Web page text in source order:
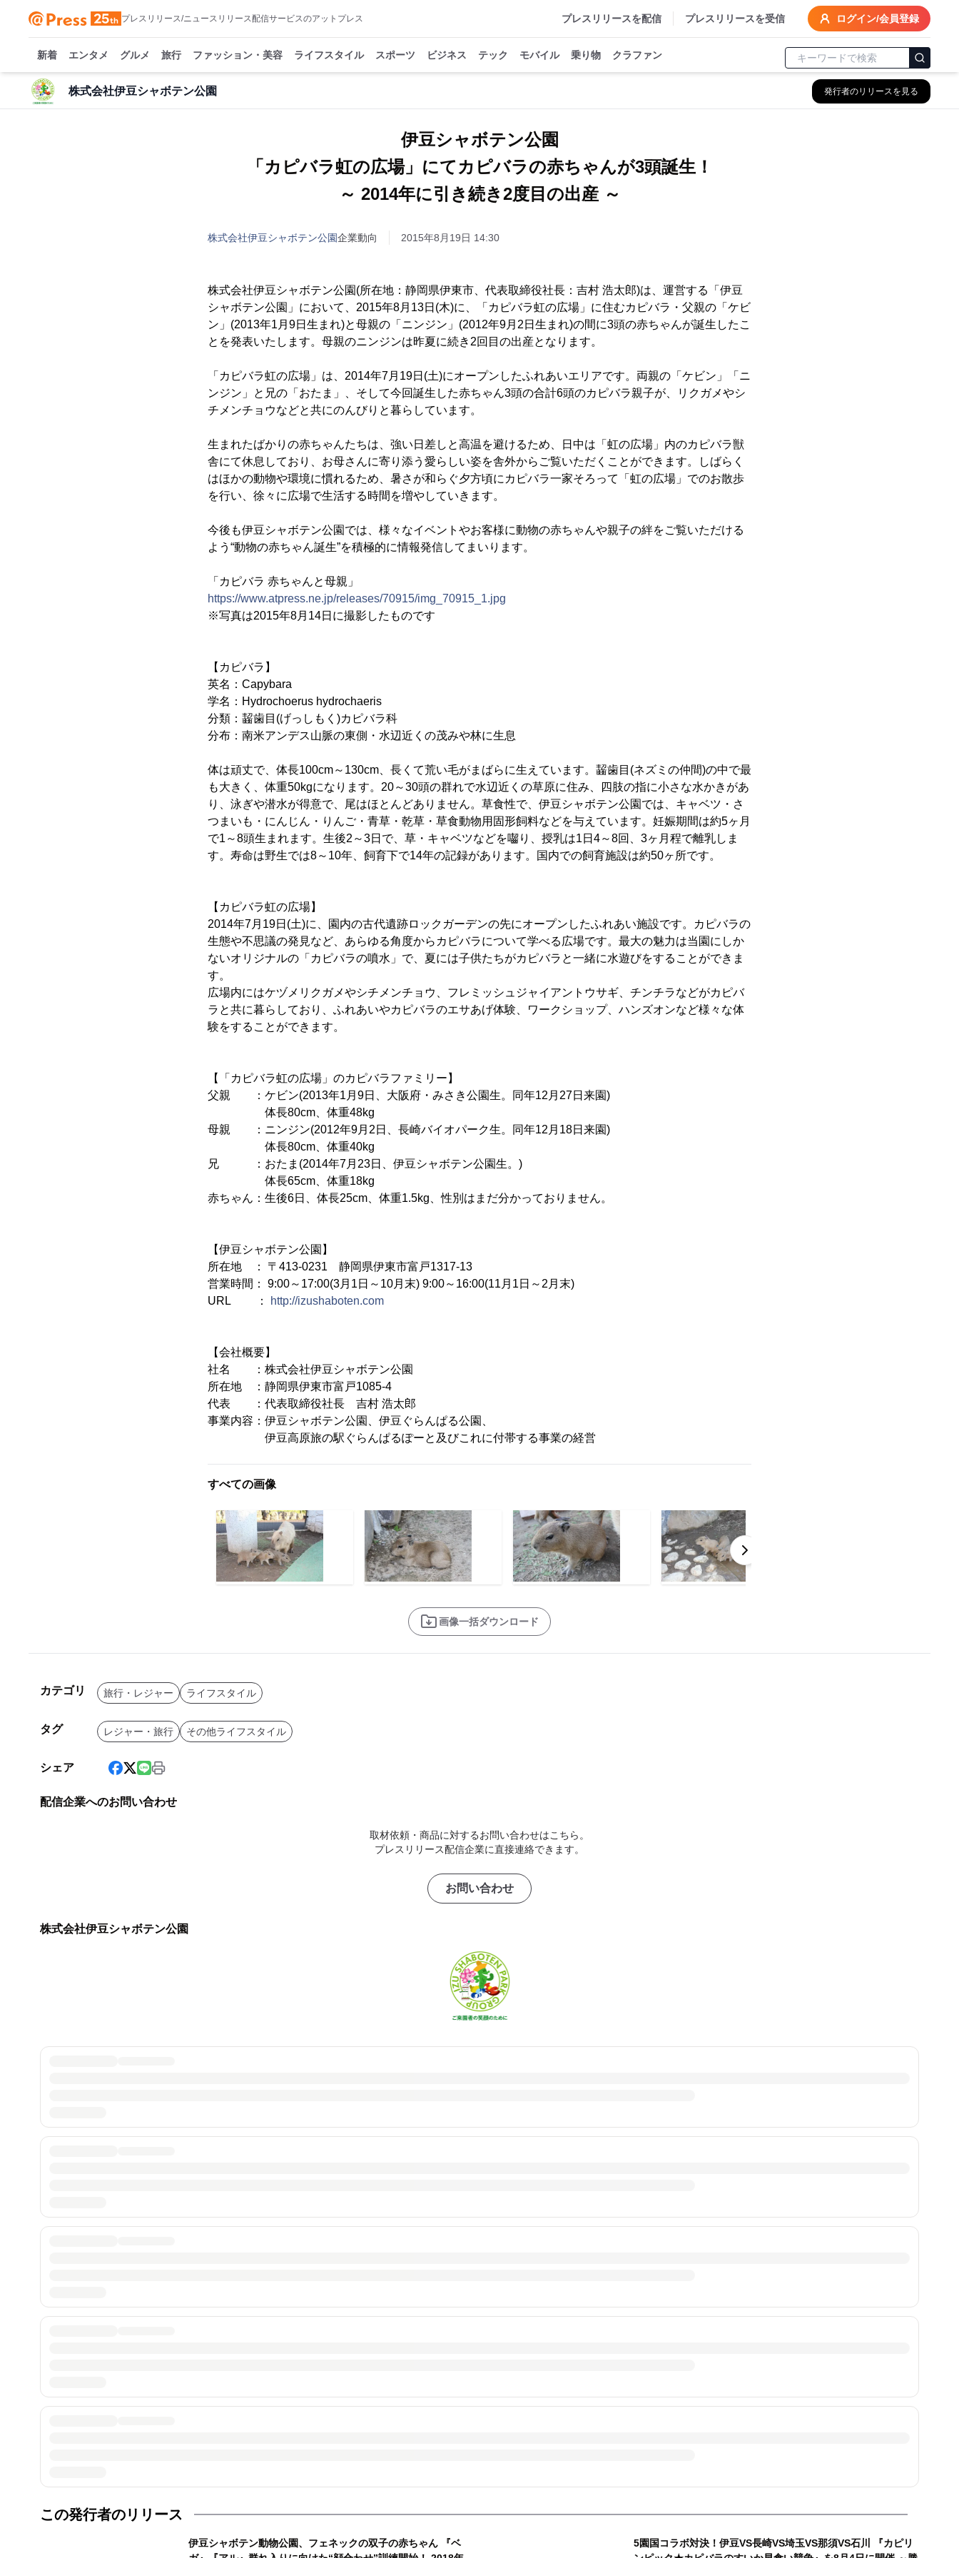
プレスリリース/ニュースリリース配信サービスのアットプレス プレスリリースを配信 プレスリリースを受信 ログイン/会員登録
新着 エンタメ グルメ 旅行 ファッション・美容 ライフスタイル スポーツ ビジネス テック モバイル 乗り物 クラファン
株式会社伊豆シャボテン公園 発行者のリリースを見る
伊豆シャボテン公園
「カピバラ虹の広場」にてカピバラの赤ちゃんが3頭誕生！
～ 2014年に引き続き2度目の出産 ～
株式会社伊豆シャボテン公園企業動向 2015年8月19日 14:30
株式会社伊豆シャボテン公園(所在地：静岡県伊東市、代表取締役社長：吉村 浩太郎)は、運営する「伊豆
シャボテン公園」において、2015年8月13日(木)に、「カピバラ虹の広場」に住むカピバラ・父親の「ケビ
ン」(2013年1月9日生まれ)と母親の「ニンジン」(2012年9月2日生まれ)の間に3頭の赤ちゃんが誕生したこ
とを発表いたします。母親のニンジンは昨夏に続き2回目の出産となります。
「カピバラ虹の広場」は、2014年7月19日(土)にオープンしたふれあいエリアです。両親の「ケビン」「ニ
ンジン」と兄の「おたま」、そして今回誕生した赤ちゃん3頭の合計6頭のカピバラ親子が、リクガメやシ
チメンチョウなどと共にのんびりと暮らしています。
生まれたばかりの赤ちゃんたちは、強い日差しと高温を避けるため、日中は「虹の広場」内のカピバラ獣
舎にて休息しており、お母さんに寄り添う愛らしい姿を舎外からご覧いただくことができます。しばらく
はほかの動物や環境に慣れるため、暑さが和らぐ夕方頃にカピバラ一家そろって「虹の広場」でのお散歩
を行い、徐々に広場で生活する時間を増やしていきます。
今後も伊豆シャボテン公園では、様々なイベントやお客様に動物の赤ちゃんや親子の絆をご覧いただける
よう“動物の赤ちゃん誕生”を積極的に情報発信してまいります。
「カピバラ 赤ちゃんと母親」
https://www.atpress.ne.jp/releases/70915/img_70915_1.jpg
※写真は2015年8月14日に撮影したものです
【カピバラ】
英名：Capybara
学名：Hydrochoerus hydrochaeris
分類：齧歯目(げっしもく)カピバラ科
分布：南米アンデス山脈の東側・水辺近くの茂みや林に生息
体は頑丈で、体長100cm～130cm、長くて荒い毛がまばらに生えています。齧歯目(ネズミの仲間)の中で最
も大きく、体重50kgになります。20～30頭の群れで水辺近くの草原に住み、四肢の指に小さな水かきがあ
り、泳ぎや潜水が得意で、尾はほとんどありません。草食性で、伊豆シャボテン公園では、キャベツ・さ
つまいも・にんじん・りんご・青草・乾草・草食動物用固形飼料などを与えています。妊娠期間は約5ヶ月
で1～8頭生まれます。生後2～3日で、草・キャベツなどを囓り、授乳は1日4～8回、3ヶ月程で離乳しま
す。寿命は野生では8～10年、飼育下で14年の記録があります。国内での飼育施設は約50ヶ所です。
【カピバラ虹の広場】
2014年7月19日(土)に、園内の古代遺跡ロックガーデンの先にオープンしたふれあい施設です。カピバラの
生態や不思議の発見など、あらゆる角度からカピバラについて学べる広場です。最大の魅力は当園にしか
ないオリジナルの「カピバラの噴水」で、夏には子供たちがカピバラと一緒に水遊びをすることができま
す。
広場内にはケヅメリクガメやシチメンチョウ、フレミッシュジャイアントウサギ、チンチラなどがカピバ
ラと共に暮らしており、ふれあいやカピバラのエサあげ体験、ワークショップ、ハンズオンなど様々な体
験をすることができます。
【「カピバラ虹の広場」のカピバラファミリー】
父親 ：ケビン(2013年1月9日、大阪府・みさき公園生。同年12月27日来園)
体長80cm、体重48kg
母親 ：ニンジン(2012年9月2日、長崎バイオパーク生。同年12月18日来園)
体長80cm、体重40kg
兄 ：おたま(2014年7月23日、伊豆シャボテン公園生。)
体長65cm、体重18kg
赤ちゃん：生後6日、体長25cm、体重1.5kg、性別はまだ分かっておりません。
【伊豆シャボテン公園】
所在地 ： 〒413-0231 静岡県伊東市富戸1317-13
営業時間： 9:00～17:00(3月1日～10月末) 9:00～16:00(11月1日～2月末)
URL ：
http://izushaboten.com
【会社概要】
社名 ：株式会社伊豆シャボテン公園
所在地 ：静岡県伊東市富戸1085-4
代表 ：代表取締役社長 吉村 浩太郎
事業内容：伊豆シャボテン公園、伊豆ぐらんぱる公園、
伊豆高原旅の駅ぐらんぱるぽーと及びこれに付帯する事業の経営
すべての画像
画像一括ダウンロード
カテゴリ 旅行・レジャー ライフスタイル
タグ レジャー・旅行 その他ライフスタイル
シェア
配信企業へのお問い合わせ
取材依頼・商品に対するお問い合わせはこちら。
プレスリリース配信企業に直接連絡できます。
お問い合わせ
株式会社伊豆シャボテン公園
この発行者のリリース
伊豆シャボテン動物公園、フェネックの双子の赤ちゃん 『ベ
5園国コラボ対決！伊豆VS長崎VS埼玉VS那須VS石川 『カピリ